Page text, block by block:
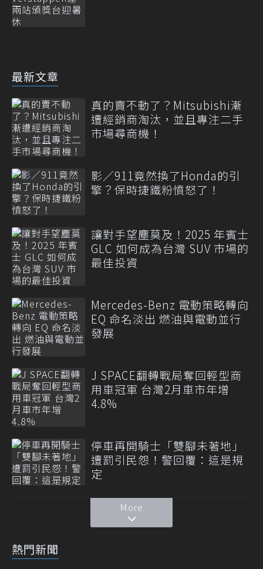
最新文章
真的賣不動了？Mitsubishi漸
遭經銷商淘汰，並且專注二手
市場尋商機！
影／911竟然換了Honda的引
擎？保時捷鐵粉憤怒了！
讓對手望塵莫及！2025 年賓士
GLC 如何成為台灣 SUV 市場的
最佳投資
Mercedes-Benz 電動策略轉向
EQ 命名淡出 燃油與電動並行
發展
J SPACE翻轉戰局奪回輕型商
用車冠軍 台灣2月車市年增
4.8%
停車再開騎士「雙腳未著地」
遭罰引民怨！警回覆：這是規
定
More
熱門新聞